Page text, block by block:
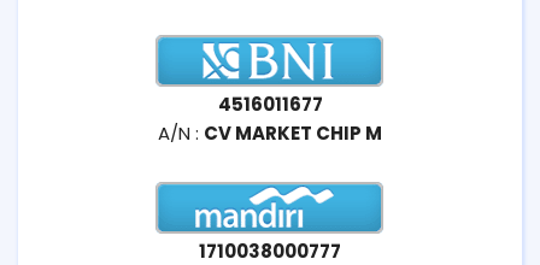
4516011677
A/N : CV MARKET CHIP M
1710038000777